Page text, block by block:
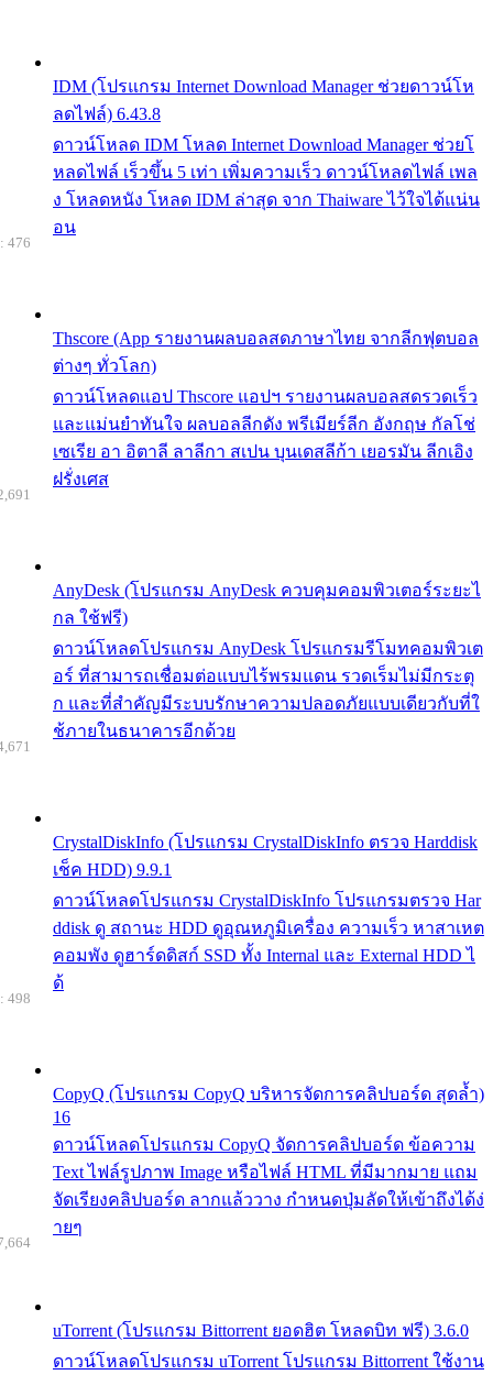
IDM (โปรแกรม Internet Download Manager ช่วยดาวน์โห
ลดไฟล์) 6.43.8
ดาวน์โหลด IDM โหลด Internet Download Manager ช่วยโ
หลดไฟล์ เร็วขึ้น 5 เท่า เพิ่มความเร็ว ดาวน์โหลดไฟล์ เพล
ง โหลดหนัง โหลด IDM ล่าสุด จาก Thaiware ไว้ใจได้แน่น
อน
Thscore (App รายงานผลบอลสดภาษาไทย จากลีกฟุตบอล
ต่างๆ ทั่วโลก)
ดาวน์โหลดแอป Thscore แอปฯ รายงานผลบอลสดรวดเร็ว
และแม่นยำทันใจ ผลบอลลีกดัง พรีเมียร์ลีก อังกฤษ กัลโช่
เซเรีย อา อิตาลี ลาลีกา สเปน บุนเดสลีก้า เยอรมัน ลีกเอิง
ฝรั่งเศส
476
AnyDesk (โปรแกรม AnyDesk ควบคุมคอมพิวเตอร์ระยะไ
กล ใช้ฟรี)
ดาวน์โหลดโปรแกรม AnyDesk โปรแกรมรีโมทคอมพิวเต
อร์ ที่สามารถเชื่อมต่อแบบไร้พรมแดน รวดเร็มไม่มีกระตุ
ก และที่สำคัญมีระบบรักษาความปลอดภัยแบบเดียวกับที่ใ
ช้ภายในธนาคารอีกด้วย
CrystalDiskInfo (โปรแกรม CrystalDiskInfo ตรวจ Harddisk
เช็ค HDD) 9.9.1
ดาวน์โหลดโปรแกรม CrystalDiskInfo โปรแกรมตรวจ Har
ddisk ดู สถานะ HDD ดูอุณหภูมิเครื่อง ความเร็ว หาสาเหต
คอมพัง ดูฮาร์ดดิสก์ SSD ทั้ง Internal และ External HDD ไ
ด้
CopyQ (โปรแกรม CopyQ บริหารจัดการคลิปบอร์ด สุดล้ำ)
16
ดาวน์โหลดโปรแกรม CopyQ จัดการคลิปบอร์ด ข้อความ
Text ไฟล์รูปภาพ Image หรือไฟล์ HTML ที่มีมากมาย แถม
จัดเรียงคลิปบอร์ด ลากแล้ววาง กำหนดปุ่มลัดให้เข้าถึงได้ง่
ายๆ
498
uTorrent (โปรแกรม Bittorrent ยอดฮิต โหลดบิท ฟรี) 3.6.0
ดาวน์โหลดโปรแกรม uTorrent โปรแกรม Bittorrent ใช้งาน